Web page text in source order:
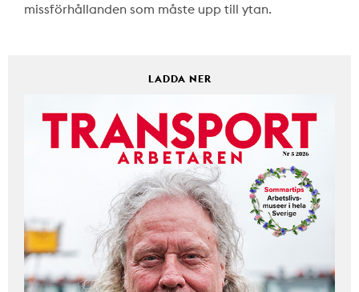
missförhållanden som måste upp till ytan.
LADDA NER